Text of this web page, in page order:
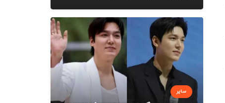
سایر